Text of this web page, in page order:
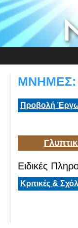
ΜΝΗΜΕΣ:
Προβολή
Ειδικές
Κριτικές &